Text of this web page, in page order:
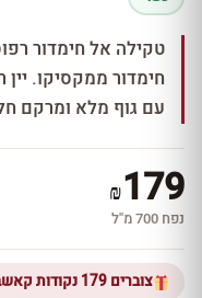
טקילה אל חימדור
חימדור ממקסיקו. יין
עם גוף מלא ומרקם
₪179
נפח 700 מ''ל
צוברים 179 נקודות קאשבק ברכישת מוצר זה